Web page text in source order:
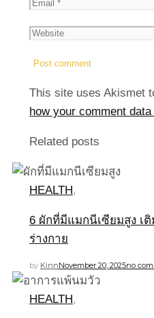
This site uses Akismet
how your comment
Related posts
HEALTH,
6 ผักที่มีแมกนีเซียมสูง เ
ร่างกาย
by KinnNovember 20, 2025no
HEALTH,